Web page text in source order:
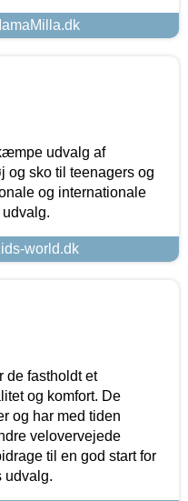
udvalg af
og sko til teenagers og
og internationale
world.dk
de fastholdt et
og komfort. De
og har med tiden
velovervejede
til en god start for
udvalg.